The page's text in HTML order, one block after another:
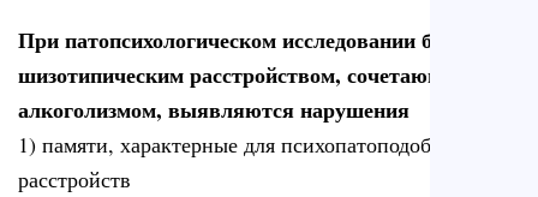
При патопсихологическом исследовании больных
шизотипическим расстройством, сочетающимся с
алкоголизмом, выявляются нарушения
1) памяти, характерные для психопатоподобных
расстройств